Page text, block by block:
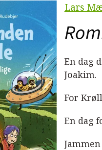
Lars
En dag
Joakim.
For
En dag